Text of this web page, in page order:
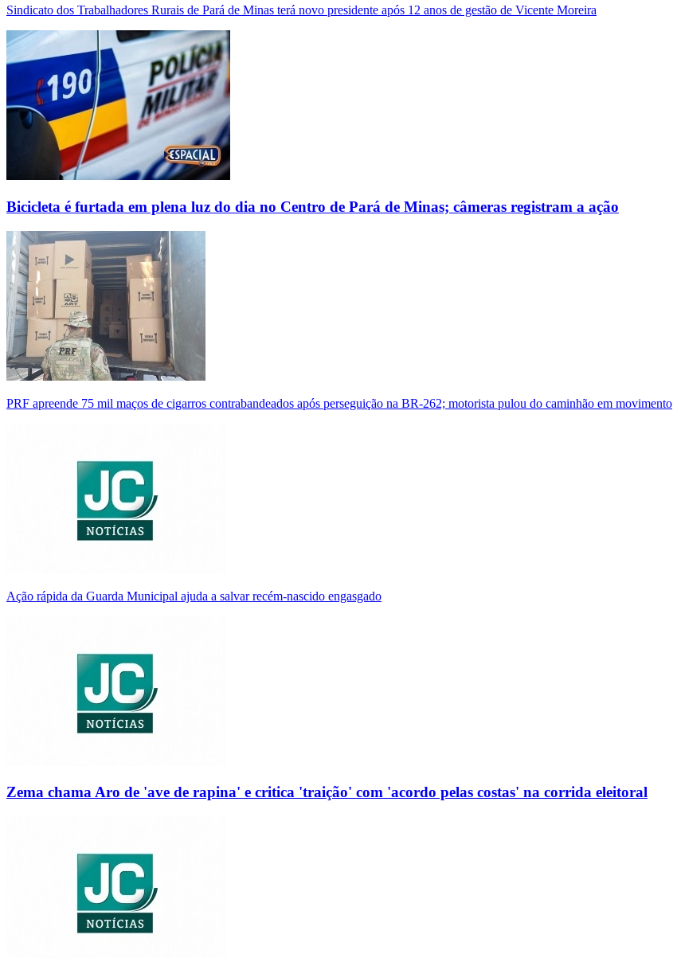
Sindicato dos Trabalhadores Rurais de Pará de Minas terá novo presidente após 12 anos de gestão de Vicente Moreira
Bicicleta é furtada em plena luz do dia no Centro de Pará de Minas; câmeras registram a ação
PRF apreende 75 mil maços de cigarros contrabandeados após perseguição na BR-262; motorista pulou do caminhão em movimento
Ação rápida da Guarda Municipal ajuda a salvar recém-nascido engasgado
Zema chama Aro de 'ave de rapina' e critica 'traição' com 'acordo pelas costas' na corrida eleitoral